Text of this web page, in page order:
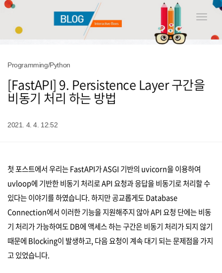
Toggle
Programming/Python
[FastAPI] 9. Persistence Layer 구간을
비동기 처리 하는 방법
2021. 4. 4. 12:52
첫 포스트에서 우리는 FastAPI가 ASGI 기반의 uvicorn을 이용하여
uvloop에 기반한 비동기 처리로 API 요청과 응답을 비동기로 처리할 수
있다는 이야기를 하였습니다. 하지만 공교롭게도 Database
Connection에서 이러한 기능을 지원해주지 않아 API 요청 단에는 비동
기 처리가 가능하여도 DB에 액세스 하는 구간은 비동기 처리가 되지 않기
때문에 Blocking이 발생하고, 다음 요청이 계속 대기 되는 문제점을 가지
고 있었습니다.